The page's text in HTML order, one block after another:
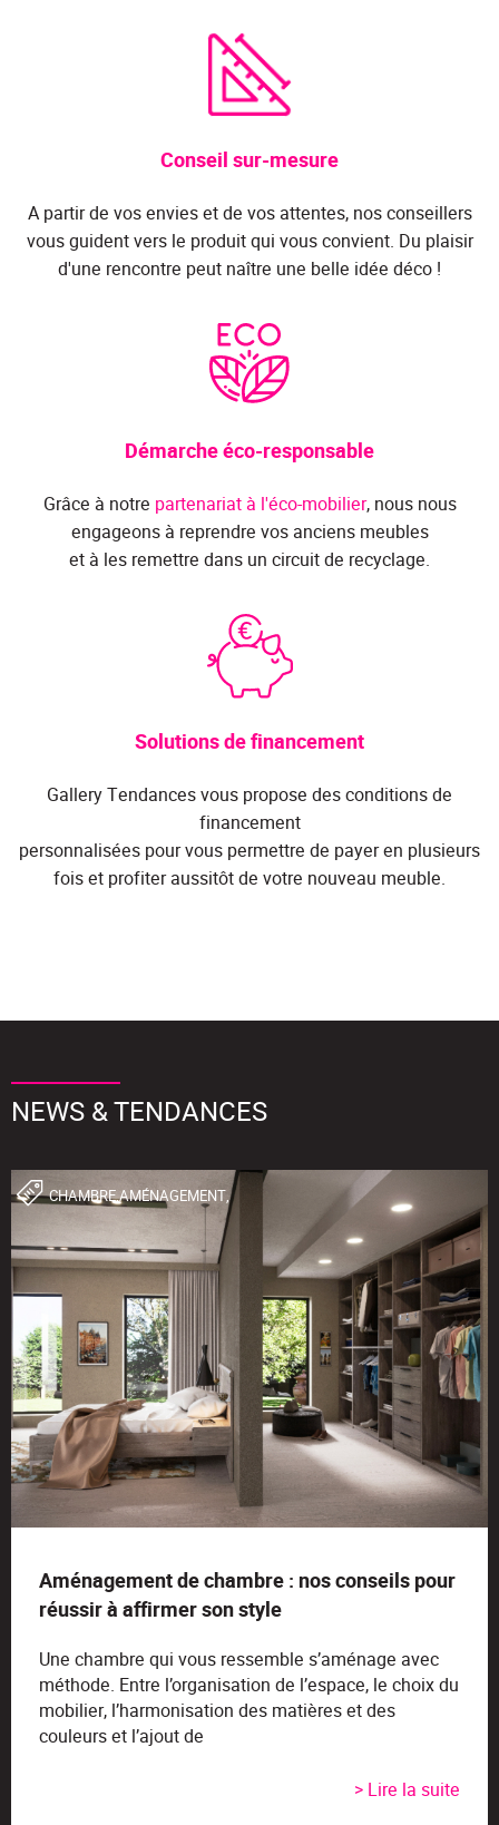
Conseil sur-mesure
A partir de vos envies et de vos attentes, nos conseillers
vous guident vers le produit qui vous convient. Du plaisir
d'une rencontre peut naître une belle idée déco !
Démarche éco-responsable
Grâce à notre partenariat à l'éco-mobilier, nous nous
engageons à reprendre vos anciens meubles
et à les remettre dans un circuit de recyclage.
Solutions de financement
Gallery Tendances vous propose des conditions de
financement
personnalisées pour vous permettre de payer en plusieurs
fois et profiter aussitôt de votre nouveau meuble.
NEWS & TENDANCES
CHAMBRE,AMÉNAGEMENT,
Aménagement de chambre : nos conseils pour
réussir à affirmer son style
Une chambre qui vous ressemble s’aménage avec
méthode. Entre l’organisation de l’espace, le choix du
mobilier, l’harmonisation des matières et des
couleurs et l’ajout de
> Lire la suite